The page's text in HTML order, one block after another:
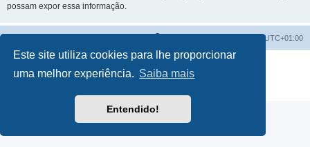
Este site utiliza cookies para lhe proporcionar
uma melhor experiência. Saiba mais
Entendido!
possam expor essa informação.
UTC+01:00
phpBB
® Forum Software © phpBB Limited
Traduzido por:
phpBB Portugal